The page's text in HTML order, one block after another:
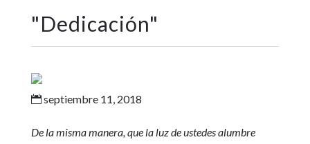
"Dedicación"
septiembre 11, 2018
De la misma manera, que la luz de ustedes alumbre